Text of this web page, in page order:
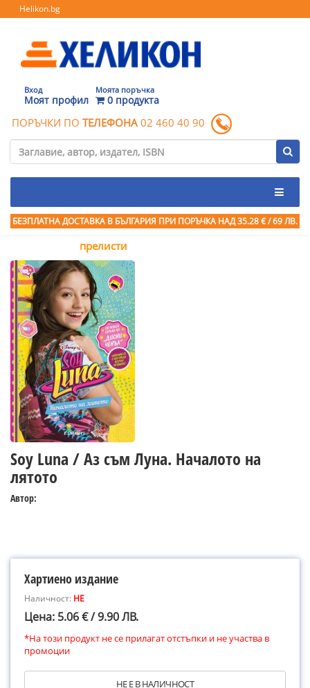
Helikon.bg
Вход
Моят профил
Моята поръчка
0 продукта
ПОРЪЧКИ ПО ТЕЛЕФОНА 02 460 40 90
БЕЗПЛАТНА ДОСТАВКА В БЪЛГАРИЯ ПРИ ПОРЪЧКА НАД 35.28 € / 69 ЛВ.
прелисти
Soy Luna / Аз съм Луна. Началото на
лятото
Автор:
Хартиено издание
Наличност: НЕ
Цена: 5.06 € / 9.90 ЛВ.
*На този продукт не се прилагат отстъпки и не участва в
промоции
НЕ Е В НАЛИЧНОСТ